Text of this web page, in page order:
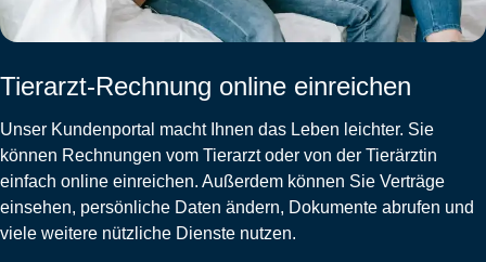
Tierarzt-Rechnung online einreichen
Unser Kundenportal macht Ihnen das Leben leichter. Sie
können Rechnungen vom Tierarzt oder von der Tierärztin
einfach online einreichen. Außerdem können Sie Verträge
einsehen, persönliche Daten ändern, Dokumente abrufen und
viele weitere nützliche Dienste nutzen.